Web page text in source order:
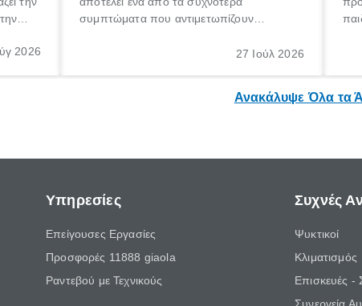
2026
συμπτώματα που αντιμετωπίζουν
πληροφορίες για το «κνησμός τι είναι»,
27 Ιούλ 2026
Ανακάλυψε Όλα τα
Υπηρεσίες
Επείγουσες Εργασίες
Προσφορές 11888 giaola
Ραντεβού με Τεχνικούς
Συχνές
Ψυκτικοί
Κλιματισμός
Επισκευές -